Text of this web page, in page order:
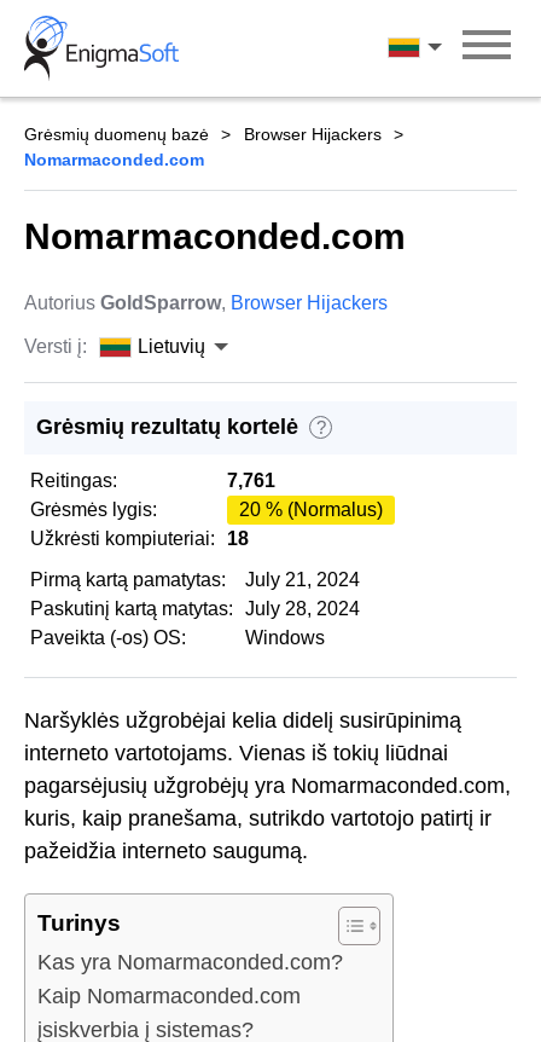
Skip
content
Lietuvių
Grėsmių duomenų bazė
Browser Hijackers
Nomarmaconded.com
Nomarmaconded.com
Autorius GoldSparrow, Browser Hijackers
Versti į: Lietuvių
Grėsmių rezultatų kortelė ?
Reitingas:
7,761
Grėsmės lygis:
20 % (Normalus)
Užkrėsti kompiuteriai:
18
Pirmą kartą pamatytas:
July 21, 2024
Paskutinį kartą matytas:
July 28, 2024
Paveikta (-os) OS:
Windows
Naršyklės užgrobėjai kelia didelį susirūpinimą
interneto vartotojams. Vienas iš tokių liūdnai
pagarsėjusių užgrobėjų yra Nomarmaconded.com,
kuris, kaip pranešama, sutrikdo vartotojo patirtį ir
pažeidžia interneto saugumą.
Turinys
Kas yra Nomarmaconded.com?
Kaip Nomarmaconded.com
įsiskverbia į sistemas?